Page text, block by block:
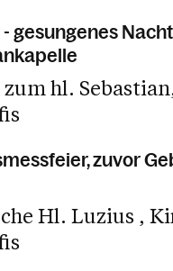
gesungenes
hl. Sebastian
zuvor
Hl. Luzius